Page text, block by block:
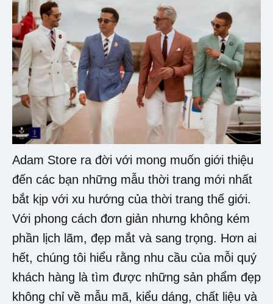
Adam Store ra đời với mong muốn giới thiệu
đến các bạn những mẫu thời trang mới nhất
bắt kịp với xu hướng của thời trang thế giới.
Với phong cách đơn giản nhưng không kém
phần lịch lãm, đẹp mắt và sang trọng. Hơn ai
hết, chúng tôi hiểu rằng nhu cầu của mỗi quý
khách hàng là tìm được những sản phẩm đẹp
không chỉ về mẫu mã, kiểu dáng, chất liệu và